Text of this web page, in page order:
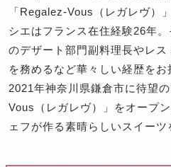
「Regalez-Vous（レガレヴ）
シエはフランス在住経験26年
のデザート部門副料理長やレ
を務めるなど華々しい経歴をお
2021年神奈川県鎌倉市に待望
Vous（レガレヴ）」をオープ
ェフが作る素晴らしいスイーツ